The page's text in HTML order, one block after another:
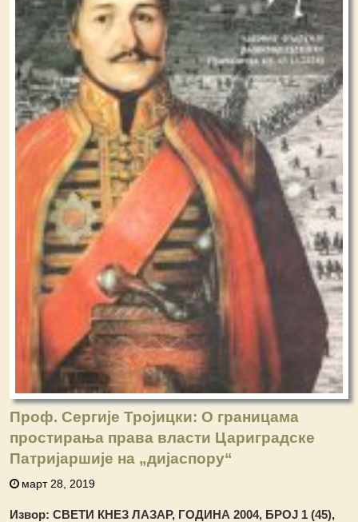
Проф. Сергије Тројицки: О границама
простирања права власти Цариградске
Патријаршије на „дијаспору“
март 28, 2019
Извор: СВЕТИ КНЕЗ ЛАЗАР, ГОДИНА 2004, БРОЈ 1 (45),